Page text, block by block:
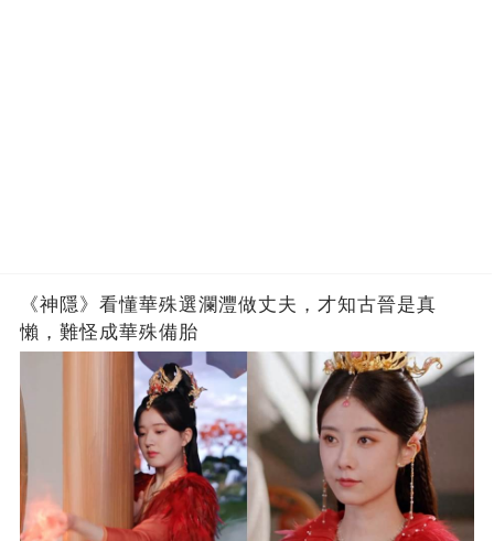
《神隱》看懂華殊選瀾灃做丈夫，才知古晉是真
懶，難怪成華殊備胎